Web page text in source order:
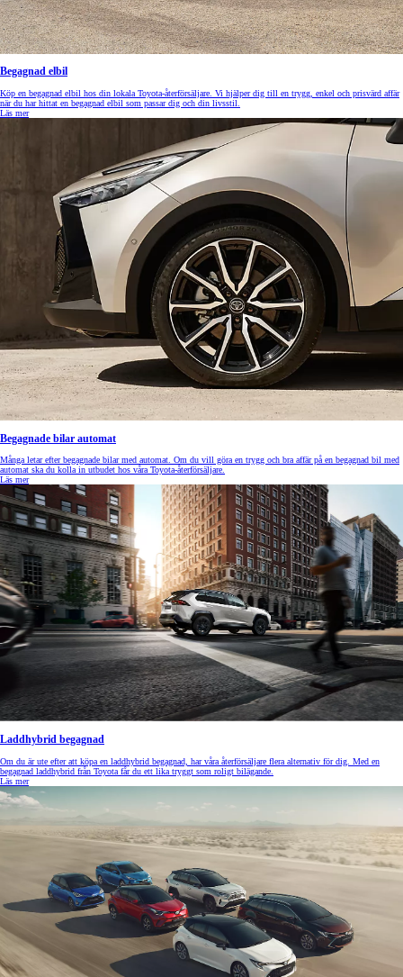
Begagnad elbil
Köp en begagnad elbil hos din lokala Toyota-återförsäljare. Vi hjälper dig till en trygg, enkel och prisvärd affär
när du har hittat en begagnad elbil som passar dig och din livsstil.
Läs mer
Begagnade bilar automat
Många letar efter begagnade bilar med automat. Om du vill göra en trygg och bra affär på en begagnad bil med
automat ska du kolla in utbudet hos våra Toyota-återförsäljare.
Läs mer
Laddhybrid begagnad
Om du är ute efter att köpa en laddhybrid begagnad, har våra återförsäljare flera alternativ för dig. Med en
begagnad laddhybrid från Toyota får du ett lika tryggt som roligt bilägande.
Läs mer